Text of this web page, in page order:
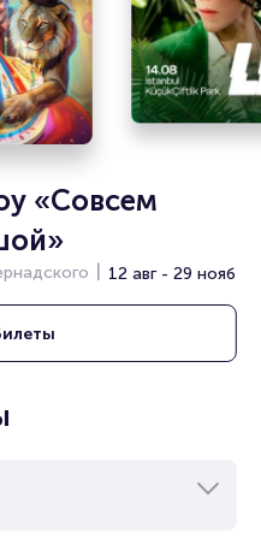
«Совсем
12 авг - 29 нояб